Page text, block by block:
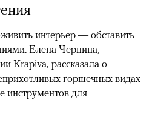
интерьер — обставить
Елена Чернина,
Krapiva, рассказала о
горшечных видах
для